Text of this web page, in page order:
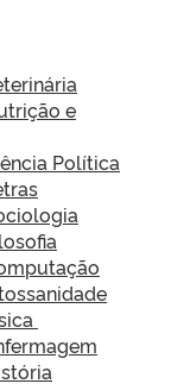
e
Política